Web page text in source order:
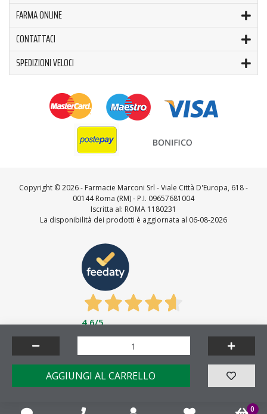
AGGIUNGI AL CARRELLO
FARMA ONLINE
CONTATTACI
SPEDIZIONI VELOCI
Copyright ©2026 - Farmacie Marconi Srl - Viale Città D'Europa, 618 -
00144 Roma (RM) - P.I. 09657681004
Iscritta al: ROMA 1180231
La disponibilità dei prodotti è aggiornata al 06-08-2026
4,6/5
Feedaty4.7/5-23712feedbacks
Made by
0